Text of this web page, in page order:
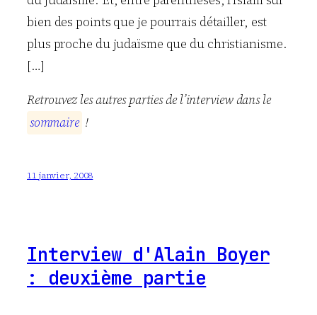
bien des points que je pourrais détailler, est
plus proche du judaïsme que du christianisme.
[…]
Retrouvez les autres parties de l’interview dans le
sommaire !
11 janvier, 2008
Interview d'Alain Boyer
: deuxième partie